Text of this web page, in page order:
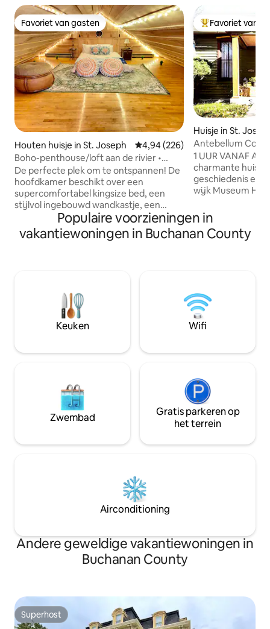
Favoriet van gasten
Favoriet van gasten
Houten huisje in St. Joseph Gemiddelde beoordeling van
4,94 (226)
Boho-penthouse/loft aan de rivier •
Jacuzzi • Balkon
De perfecte plek om te ontspannen! De
hoofdkamer beschikt over een
supercomfortabel kingsize bed, een
stijlvol ingebouwd wandkastje, een
gezellige open haard en een balkon aan
de rivier. De Loft is geweldig voor
liefhebbers van Boho-stijl, queensize
bibliotheekkamer. Neem een duik in het
bubbelbad met uitzicht op de
zonsondergang! Een complete keuken
wacht op je kookbehoeften! Grote
favoriet!
Topfavoriet van
Favoriet van
Huisje in St.
Antebellum
Joseph, Mo.
1 UUR VANAF
charmante huisje
geschiedenis en
wijk Museum Hill
gebouwde
woning is
was in die tijd de
een uitje voor
unieke stukje
stay!
Populaire voorzieningen in
vakantiewoningen in Buchanan County
Keuken Wifi
Zwembad
Gratis parkeren op
het terrein
Airconditioning
Andere geweldige vakantiewoningen in
Buchanan County
Superhost
Superhost